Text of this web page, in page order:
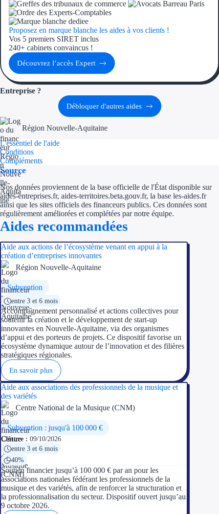
Nos guides
Nos partenaires
Proposez en marque blanche les aides à vos clients !
Vos 5 premiers SIRET inclus
240+ cabinets convaincus !
Découvrez l’accès Expert
Entreprise ?
Débloquer d'autres aides
Région Nouvelle-Aquitaine
L'essentiel de l'aide
Conditions
Compléments
Source
Nos données proviennent de la base officielle de l'État disponible sur
aides-entreprises.fr, aides-territoires.beta.gouv.fr, la base les-aides.fr
ainsi que les sites officiels des financeurs publics. Ces données sont
régulièrement améliorées et complétées par notre équipe.
Aides recommandées
Aide aux actions de l’écosystème venant en appui à la
création d’entreprises innovantes
Région Nouvelle-Aquitaine
Subvention
entre 3 et 6 mois
Accompagnement personnalisé et actions collectives pour
soutenir la création et le développement de start-up
innovantes en Nouvelle-Aquitaine, via des organismes
d’appui et des porteurs de projets. Ce dispositif favorise un
écosystème dynamique autour de l’innovation et des filières
stratégiques régionales.
En savoir plus
Aide aux associations des professionnels de la musique et
des variétés
Centre National de la Musique (CNM)
Subvention : jusqu'à 100 000 €
Clôture : 09/10/2026
entre 3 et 6 mois
40%
Soutien financier jusqu’à 100 000 € par an pour les
associations nationales fédérant les professionnels de la
musique et des variétés, afin de renforcer la structuration et
la professionnalisation du secteur. Dispositif ouvert jusqu’au
9 octobre 2026.